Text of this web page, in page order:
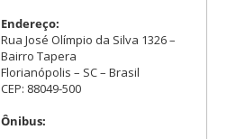
Endereço:
Rua José Olímpio da Silva 1326 –
Bairro Tapera
Florianópolis – SC – Brasil
CEP: 88049-500
Ônibus: